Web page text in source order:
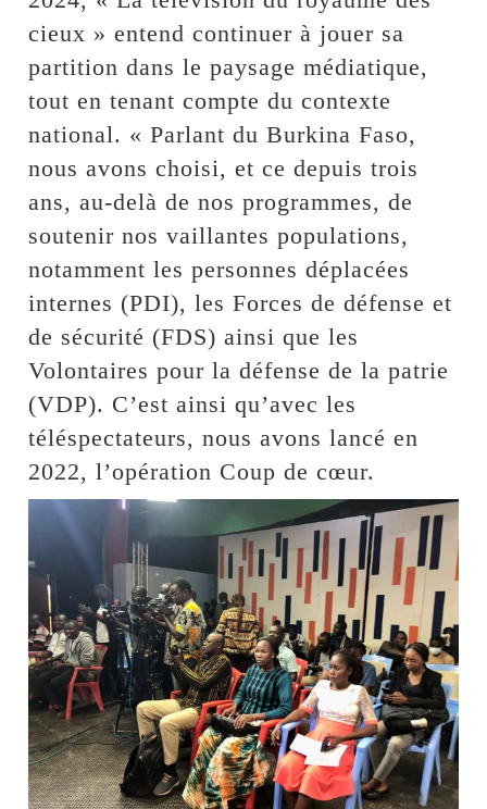
cieux » entend continuer à jouer sa
partition dans le paysage médiatique,
tout en tenant compte du contexte
national. « Parlant du Burkina Faso,
nous avons choisi, et ce depuis trois
ans, au-delà de nos programmes, de
soutenir nos vaillantes populations,
notamment les personnes déplacées
internes (PDI), les Forces de défense et
de sécurité (FDS) ainsi que les
Volontaires pour la défense de la patrie
(VDP). C’est ainsi qu’avec les
téléspectateurs, nous avons lancé en
2022, l’opération Coup de cœur.